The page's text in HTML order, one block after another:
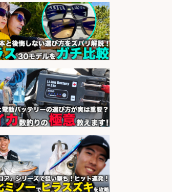
sponsored by 求人ボックス
・鮮魚販売/「志布志
1,150円〜」志布志市で
トや商品の陳列業務/時
経験歓迎×残業少なめ/
布志市
会社ホットスタッフ鹿児島
sponsored by 求人ボックス
カーでの釣り竿の設計開
会社天龍
sponsored by 求人ボックス